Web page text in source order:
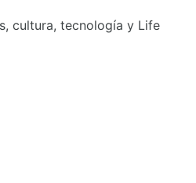
cultura, tecnología y Life